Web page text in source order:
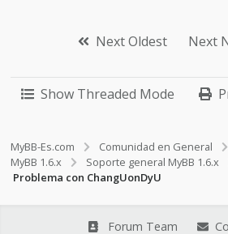
Next Oldest Next
Show Threaded Mode
MyBB-Es.com Comunidad en General
MyBB 1.6.x
Soporte general MyBB 1.6.x
Problema con ChangUonDyU
Forum Team